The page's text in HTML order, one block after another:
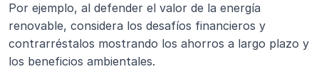
Por ejemplo, al defender el valor de la energía
renovable, considera los desafíos financieros y
contrarréstalos mostrando los ahorros a largo plazo y
los beneficios ambientales.